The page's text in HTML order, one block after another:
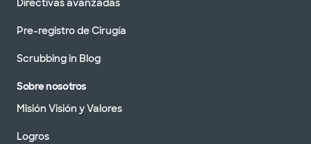
Directivas avanzadas
Pre-registro de Cirugía
Scrubbing in Blog
Sobre nosotros
Misión Visión y Valores
Logros